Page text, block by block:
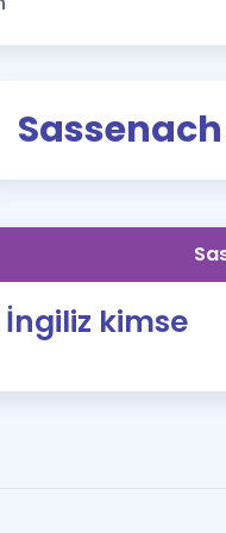
Sassenach
İngiliz kimse